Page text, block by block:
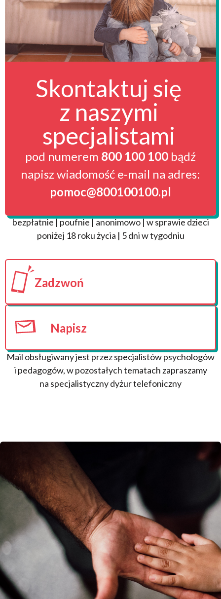
Skontaktuj się
z naszymi
specjalistami
pod numerem 800 100 100 bądź
napisz wiadomość e-mail na adres:
pomoc@800100100.pl
bezpłatnie | poufnie | anonimowo | w sprawie dzieci
poniżej 18 roku życia | 5 dni w tygodniu
Zadzwoń
Napisz
Mail obsługiwany jest przez specjalistów psychologów
i pedagogów, w pozostałych tematach zapraszamy
na specjalistyczny dyżur telefoniczny